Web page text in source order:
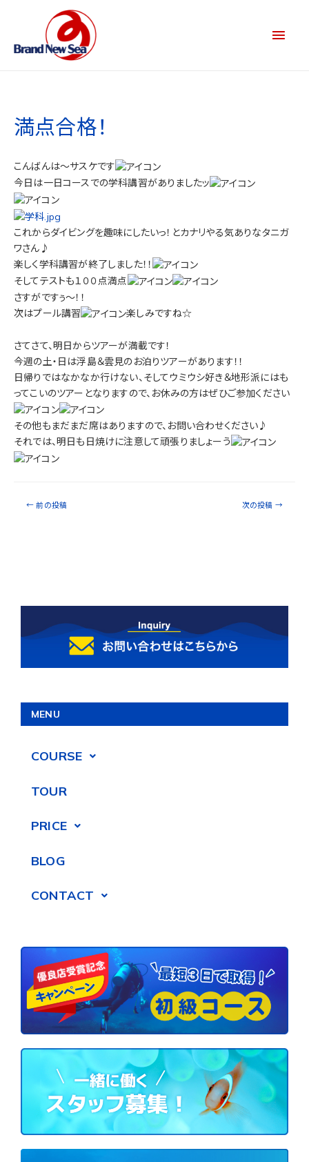
満点合格！
こんばんは～サスケです
今日は一日コースでの学科講習がありましたッ
これからダイビングを趣味にしたいっ！とカナリやる気ありなタニガ
ワさん♪
楽しく学科講習が終了しました！！
そしてテストも１００点満点
さすがですぅ～！！
次はプール講習
楽しみですね☆
さてさて、明日からツアーが満載です！
今週の土・日は浮島＆雲見のお泊りツアーがあります！！
日帰りではなかなか行けない、そしてウミウシ好き＆地形派にはも
ってこいのツアーとなりますので、お休みの方はぜひご参加ください
その他もまだまだ席はありますので、お問い合わせください♪
それでは、明日も日焼けに注意して頑張りましょーう
← 前の投稿 次の投稿 →
MENU
COURSE
TOUR
PRICE
BLOG
CONTACT